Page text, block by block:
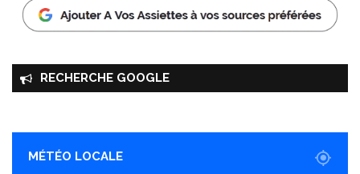
RECHERCHE GOOGLE
MÉTÉO LOCALE